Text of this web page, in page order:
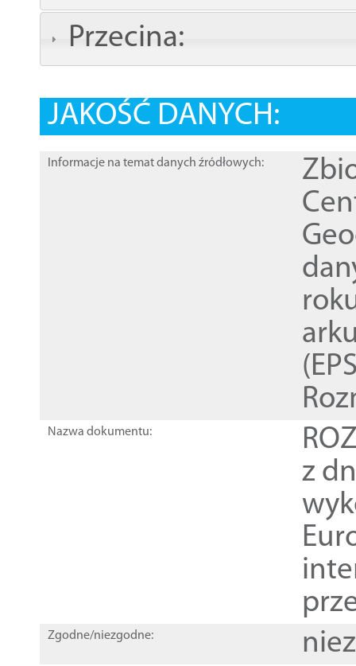
Przecina:
JAKOŚĆ DANYCH:
Informacje na temat danych źródłowych:
Nazwa dokumentu:
z
Zgodne/niezgodne: